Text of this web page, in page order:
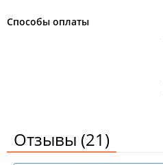
Способы оплаты
Отзывы (21)